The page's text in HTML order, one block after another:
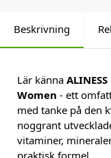
Beskrivning
Lär känna
Women - ett
med tanke på den
noggrant
vitaminer,
praktisk formel.